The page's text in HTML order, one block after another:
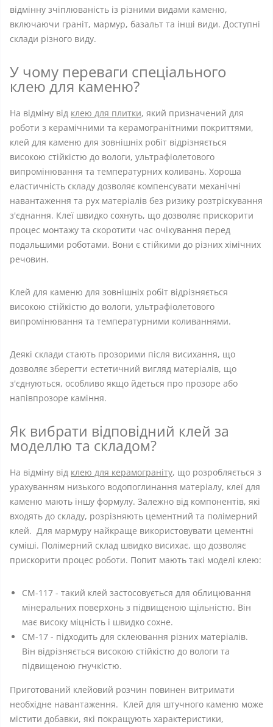
відмінну зчіплюваність із різними видами каменю,
включаючи граніт, мармур, базальт та інші види. Доступні
склади різного виду.
У чому переваги спеціального
клею для каменю?
На відміну від клею для плитки, який призначений для
роботи з керамічними та керамогранітними покриттями,
клей для каменю для зовнішніх робіт відрізняється
високою стійкістю до вологи, ультрафіолетового
випромінювання та температурних коливань. Хороша
еластичність складу дозволяє компенсувати механічні
навантаження та рух матеріалів без ризику розтріскування
з'єднання. Клеї швидко сохнуть, що дозволяє прискорити
процес монтажу та скоротити час очікування перед
подальшими роботами. Вони є стійкими до різних хімічних
речовин.
Клей для каменю для зовнішніх робіт відрізняється
високою стійкістю до вологи, ультрафіолетового
випромінювання та температурними коливаннями.
Деякі склади стають прозорими після висихання, що
дозволяє зберегти естетичний вигляд матеріалів, що
з'єднуються, особливо якщо йдеться про прозоре або
напівпрозоре каміння.
Як вибрати відповідний клей за
моделлю та складом?
На відміну від клею для керамограніту, що розробляється з
урахуванням низького водопоглинання матеріалу, клеї для
каменю мають іншу формулу. Залежно від компонентів, які
входять до складу, розрізняють цементний та полімерний
клей. Для мармуру найкраще використовувати цементні
суміші. Полімерний склад швидко висихає, що дозволяє
прискорити процес роботи. Попит мають такі моделі клею:
CM-117 - такий клей застосовується для облицювання
мінеральних поверхонь з підвищеною щільністю. Він
має високу міцність і швидко сохне.
CM-17 - підходить для склеювання різних матеріалів.
Він відрізняється високою стійкістю до вологи та
підвищеною гнучкістю.
Приготований клейовий розчин повинен витримати
необхідне навантаження. Клей для штучного каменю може
містити добавки, які покращують характеристики,